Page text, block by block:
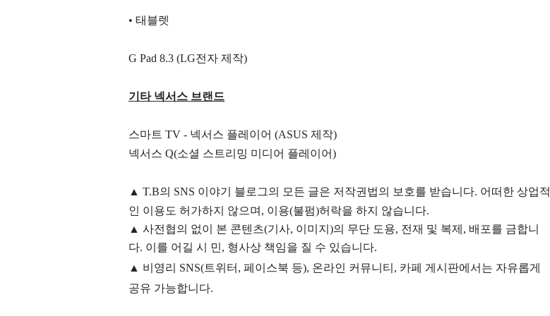
• 태블렛
G Pad 8.3 (LG전자 제작)
기타 넥서스 브랜드
스마트 TV - 넥서스 플레이어 (ASUS 제작)
넥서스 Q(소셜 스트리밍 미디어 플레이어)
▲ T.B의 SNS 이야기 블 로그의 모든 글은 저작권법의 보호를 받습니다. 어떠한 상업적
인 이용도 허가하지 않으며, 이용(불펌)허락을 하지 않습니다.
▲ 사전협의 없이 본 콘텐츠(기사, 이미지)의 무단 도용, 전재 및 복제, 배포를 금합니
다. 이를 어길 시 민, 형사상 책임을 질 수 있습니다.
▲ 비영리 SNS(트위터, 페이스북 등), 온라인 커뮤니티, 카페 게시판에서는 자유롭게
공유 가능합니다.